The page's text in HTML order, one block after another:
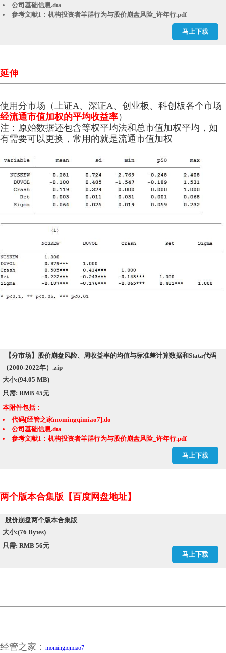
马上下载
公司基础信息.dta
参考文献1：机构投资者羊群行为与股价崩盘风险_许年行.pdf
崩盘风险剔除金融剔除ST或PT.xlsx
综合周市场回报率.dta
延伸
使用分市场（上证A、深证A、创业板、科创板各个市场
经流通市值加权的平均收益率）
注：原始数据还包含等权平均法和总市值加权平均，如
有需要可以更换，常用的就是流通市值加权
【分市场】股价崩盘风险、周收益率的均值与标准差计算数据和Stata代码
（2000-2022年）.zip
大小:(94.05 MB)
只需: RMB 45元
马上下载
本附件包括：
代码[经管之家momingqimiao7].do
公司基础信息.dta
参考文献1：机构投资者羊群行为与股价崩盘风险_许年行.pdf
崩盘风险剔除金融剔除ST或PT.dta
两个版本合集版【百度网盘地址】
股价崩盘两个版本合集版
大小:(76 Bytes)
只需: RMB 56元
马上下载
经管之家： momingiqmiao7